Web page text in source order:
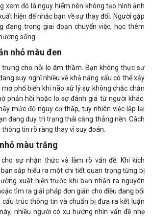
xem đó là nguy hiểm nên không tạo hình ảnh
hiện để nhắc bạn về sự thay đổi. Người gặp
đang trong giai đoạn chuyển việc, học thêm
sống.
nhỏ màu đen
cho nỗi lo âm thầm. Bạn không thực sự
suy nghĩ nhiều về khả năng xấu có thể xảy
phổ biến khi não xử lý sự không chắc chắn
phản hồi hoặc lo sợ đánh giá từ người khác.
mức độ nguy cơ thấp, tuy nhiên việc lặp lại
đang duy trì trạng thái căng thẳng nền. Cách
tin rõ ràng thay vì suy đoán.
màu trắng
sự nhận thức và làm rõ vấn đề. Khi kích
sắp hiểu ra một chi tiết quan trọng từng bị
xuất hiện trước khi bạn nhận ra nguyên
tìm ra giải pháp đơn giản cho điều đang bối
cấu trúc thông tin và chuẩn bị đưa ra kết luận
nhiều người có xu hướng nhìn vấn đề nhẹ